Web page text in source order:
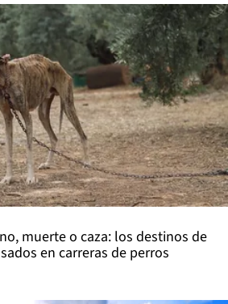
muerte o caza: los destinos de
en carreras de perros